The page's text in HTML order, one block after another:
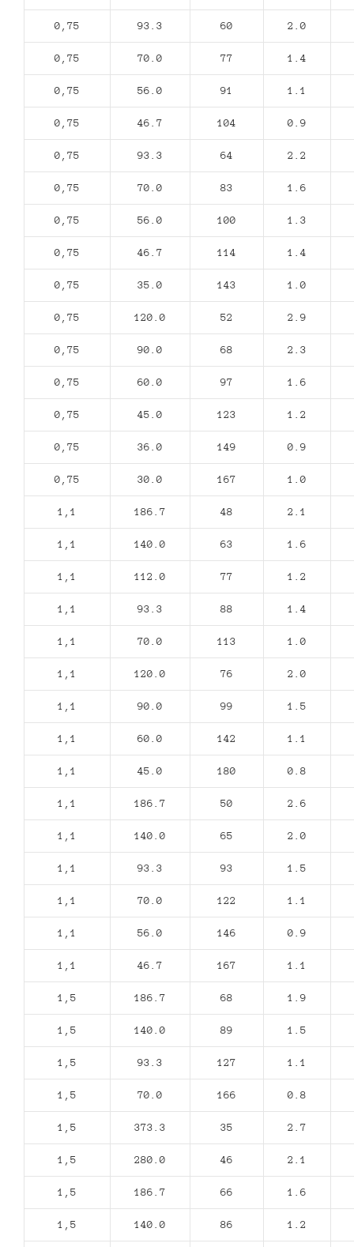
0,75 93.3 60 2.0
0,75 70.0 77 1.4
0,75 56.0 91 1.1
0,75 46.7 104 0.9
0,75 93.3 64 2.2
0,75 70.0 83 1.6
0,75 56.0 100 1.3
0,75 46.7 114 1.4
0,75 35.0 143 1.0
0,75 120.0 52 2.9
0,75 90.0 68 2.3
0,75 60.0 97 1.6
0,75 45.0 123 1.2
0,75 36.0 149 0.9
0,75 30.0 167 1.0
1,1 186.7 48 2.1
1,1 140.0 63 1.6
1,1 112.0 77 1.2
1,1 93.3 88 1.4
1,1 70.0 113 1.0
1,1 120.0 76 2.0
1,1 90.0 99 1.5
1,1 60.0 142 1.1
1,1 45.0 180 0.8
1,1 186.7 50 2.6
1,1 140.0 65 2.0
1,1 93.3 93 1.5
1,1 70.0 122 1.1
1,1 56.0 146 0.9
1,1 46.7 167 1.1
1,5 186.7 68 1.9
1,5 140.0 89 1.5
1,5 93.3 127 1.1
1,5 70.0 166 0.8
1,5 373.3 35 2.7
1,5 280.0 46 2.1
1,5 186.7 66 1.6
1,5 140.0 86 1.2